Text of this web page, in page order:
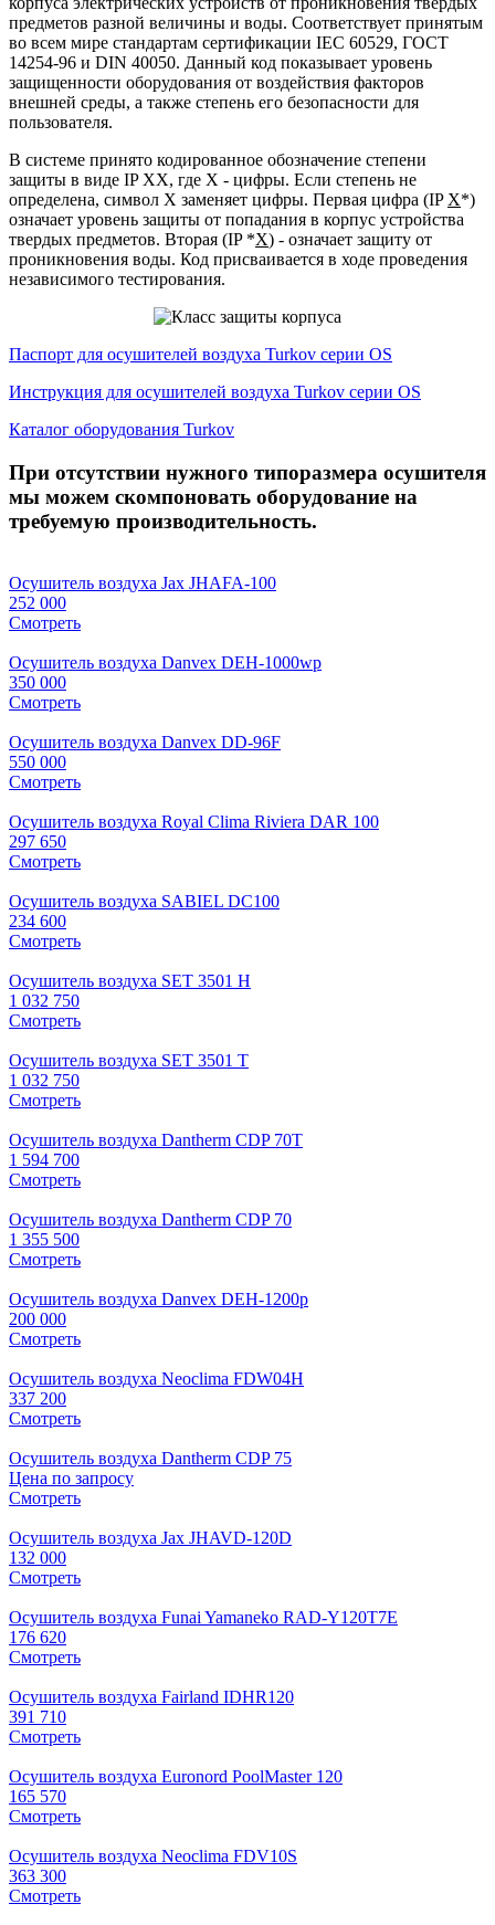
предметов разной величины и воды. Соответствует принятым
во всем мире стандартам сертификации IEC 60529, ГОСТ
14254-96 и DIN 40050. Данный код показывает уровень
защищенности оборудования от воздействия факторов
внешней среды, а также степень его безопасности для
пользователя.
В системе принято кодированное обозначение степени
защиты в виде IP XX, где X - цифры. Если степень не
определена, символ X заменяет цифры. Первая цифра (IP X*)
означает уровень защиты от попадания в корпус устройства
твердых предметов. Вторая (IP *X) - означает защиту от
проникновения воды. Код присваивается в ходе проведения
независимого тестирования.
Паспорт для осушителей воздуха Turkov серии OS
Инструкция для осушителей воздуха Turkov серии OS
Каталог оборудования Turkov
При отсутствии нужного типоразмера осушителя
мы можем скомпоновать оборудование на
требуемую производительность.
Осушитель воздуха Jax JHAFA-100
252 000
Смотреть
Осушитель воздуха Danvex DEH-1000wp
350 000
Смотреть
Осушитель воздуха Danvex DD-96F
550 000
Смотреть
Осушитель воздуха Royal Clima Riviera DAR 100
297 650
Смотреть
Осушитель воздуха SABIEL DC100
234 600
Смотреть
Осушитель воздуха SET 3501 H
1 032 750
Смотреть
Осушитель воздуха SET 3501 T
1 032 750
Смотреть
Осушитель воздуха Dantherm CDP 70T
1 594 700
Смотреть
Осушитель воздуха Dantherm CDP 70
1 355 500
Смотреть
Осушитель воздуха Danvex DEH-1200p
200 000
Смотреть
Осушитель воздуха Neoclima FDW04H
337 200
Смотреть
Осушитель воздуха Dantherm CDP 75
Цена по запросу
Смотреть
Осушитель воздуха Jax JHAVD-120D
132 000
Смотреть
Осушитель воздуха Funai Yamaneko RAD-Y120T7E
176 620
Смотреть
Осушитель воздуха Fairland IDHR120
391 710
Смотреть
Осушитель воздуха Euronord PoolMaster 120
165 570
Смотреть
Осушитель воздуха Neoclima FDV10S
363 300
Смотреть